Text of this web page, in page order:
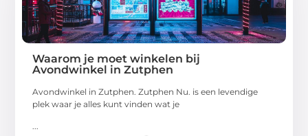
Waarom je moet winkelen bij
Avondwinkel in Zutphen
Avondwinkel in Zutphen. Zutphen Nu. is een levendige
plek waar je alles kunt vinden wat je